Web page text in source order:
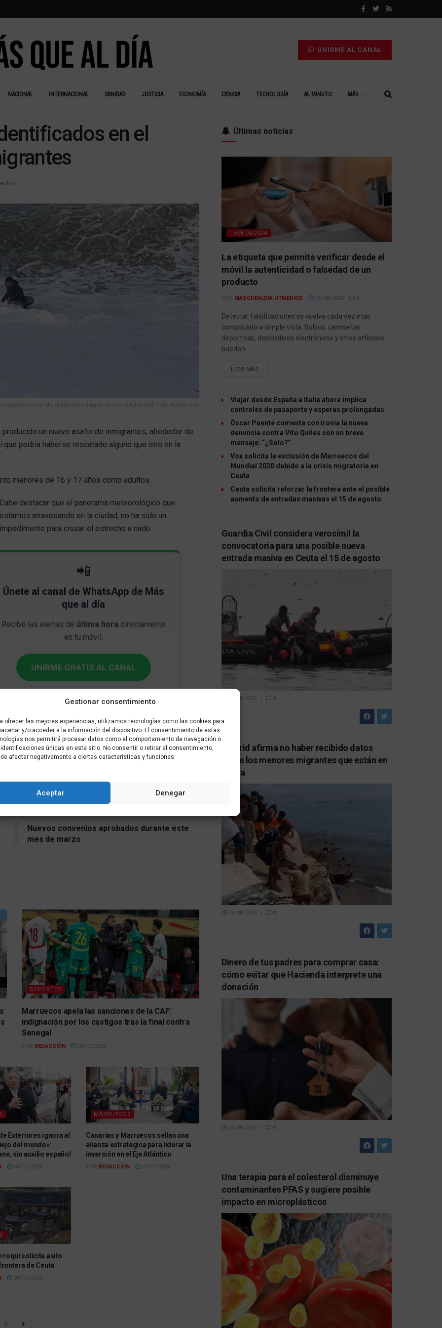
Gestionar consentimiento
ofrecer las mejores experiencias, utilizamos tecnologías como las cookies para
y/o acceder a la información del dispositivo. El consentimiento de estas
nos permitirá procesar datos como el comportamiento de navegación o
identificaciones únicas en este sitio. No consentir o retirar el consentimiento,
afectar negativamente a ciertas características y funciones.
Aceptar Denegar
UNIRME AL CANAL
NACIONAL INTERNACIONAL SANIDAD JUSTICIA ECONOMÍA CIENCIA TECNOLOGÍA AL MINUTO MÁS
en el
Inmigrante cruzando el Estrecho a nado en pleno temporal. Foto: Redacción
un nuevo asalto de inmigrantes, alrededor de
podría haberse rescatado alguno que otro en la
menores de 16 y 17 años como adultos.
Cabe destacar que el panorama meteorológico que
estamos atravesando en la ciudad, no ha sido un
impedimento para cruzar el estrecho a nado.
📲
Únete al canal de WhatsApp de Más
que al día
Recibe las alertas de última hora directamente
en tu móvil.
UNIRME GRATIS AL CANAL
Nuevos convenios aprobados durante este
mes de marzo
DEPORTES
Marruecos apela las sanciones de la CAF:
indignación por los castigos tras la final contra
Senegal
POR REDACCIÓN 05/02/2026
Exteriores ignora al
del mundo»:
sin auxilio español
05/02/2026
MARRUECOS
Canarias y Marruecos sellan una
alianza estratégica para liderar la
inversión en el Eje Atlántico
POR REDACCIÓN 27/01/2026
solicita asilo
de Ceuta
20/05/2025
Últimas noticias
TECNOLOGÍA
La etiqueta que permite verificar desde el
móvil la autenticidad o falsedad de un
producto
POR MASQUEALDIA UTMEDIOS 06/08/2026 0
Detectar falsificaciones se vuelve cada vez más
complicado a simple vista. Bolsos, camisetas
deportivas, dispositivos electrónicos y otros artículos
pueden...
LEER MÁS
Viajar desde España a Italia ahora implica
controles de pasaporte y esperas prolongadas
Óscar Puente comenta con ironía la nueva
denuncia contra Vito Quiles con un breve
mensaje: “¿Solo?”
Vox solicita la exclusión de Marruecos del
Mundial 2030 debido a la crisis migratoria en
Ceuta
Ceuta solicita reforzar la frontera ante el posible
aumento de entradas masivas el 15 de agosto
Guardia Civil considera verosímil la
convocatoria para una posible nueva
entrada masiva en Ceuta el 15 de agosto
06/08/2026 0
Madrid afirma no haber recibido datos
sobre los menores migrantes que están en
Ceuta
06/08/2026 0
Dinero de tus padres para comprar casa:
cómo evitar que Hacienda interprete una
donación
06/08/2026 0
Una terapia para el colesterol disminuye
contaminantes PFAS y sugiere posible
impacto en microplásticos